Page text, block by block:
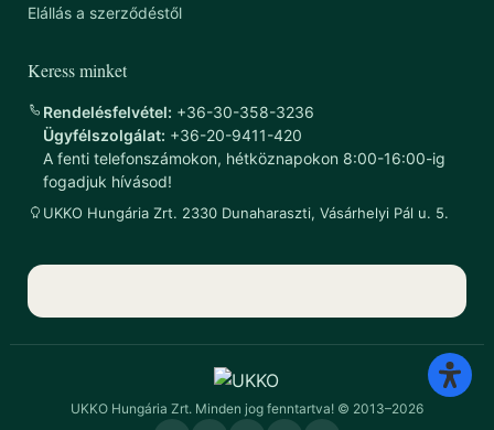
Elállás a szerződéstől
Keress minket
Rendelésfelvétel: +36-30-358-3236
Ügyfélszolgálat: +36-20-9411-420
A fenti telefonszámokon, hétköznapokon 8:00-16:00-ig
fogadjuk hívásod!
UKKO Hungária Zrt. 2330 Dunaharaszti, Vásárhelyi Pál u. 5.
UKKO Hungária Zrt. Minden jog fenntartva! © 2013–2026